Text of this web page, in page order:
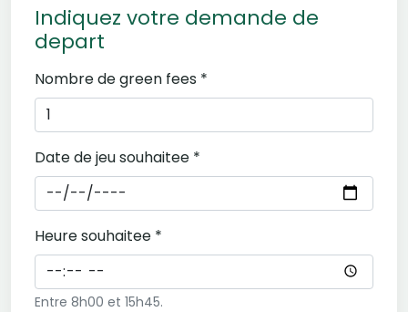
Indiquez votre demande de
depart
Nombre de green fees *
Date de jeu souhaitee *
Heure souhaitee *
Entre 8h00 et 15h45.